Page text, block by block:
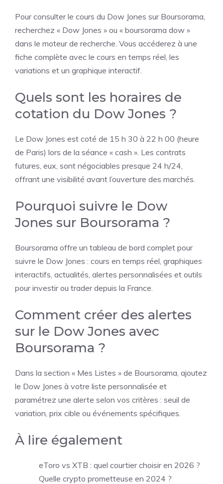
Pour consulter le cours du Dow Jones sur Boursorama,
recherchez « Dow Jones » ou « boursorama dow »
dans le moteur de recherche. Vous accéderez à une
fiche complète avec le cours en temps réel, les
variations et un graphique interactif.
Quels sont les horaires de
cotation du Dow Jones ?
Le Dow Jones est coté de 15 h 30 à 22 h 00 (heure
de Paris) lors de la séance « cash ». Les contrats
futures, eux, sont négociables presque 24 h/24,
offrant une visibilité avant l’ouverture des marchés.
Pourquoi suivre le Dow
Jones sur Boursorama ?
Boursorama offre un tableau de bord complet pour
suivre le Dow Jones : cours en temps réel, graphiques
interactifs, actualités, alertes personnalisées et outils
pour investir ou trader depuis la France.
Comment créer des alertes
sur le Dow Jones avec
Boursorama ?
Dans la section « Mes Listes » de Boursorama, ajoutez
le Dow Jones à votre liste personnalisée et
paramétrez une alerte selon vos critères : seuil de
variation, prix cible ou événements spécifiques.
À lire également
eToro vs XTB : quel courtier choisir en 2026 ?
Quelle crypto prometteuse en 2024 ?